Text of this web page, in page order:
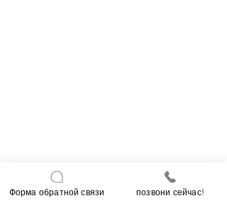
Форма обратной связи позвони сейчас!